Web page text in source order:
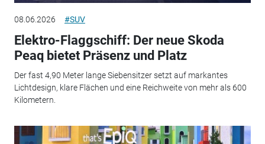
08.06.2026 #SUV
Elektro-Flaggschiff: Der neue Skoda
Peaq bietet Präsenz und Platz
Der fast 4,90 Meter lange Siebensitzer setzt auf markantes
Lichtdesign, klare Flächen und eine Reichweite von mehr als 600
Kilometern.